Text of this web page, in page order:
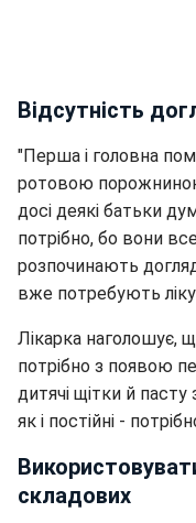
Відсутність
"Перша і головна
ротовою
досі деякі батьки
потрібно, бо вони
розпочинають
вже потребують
Лікарка наголошує,
потрібно з появою
дитячі щітки й
як і постійні -
складових